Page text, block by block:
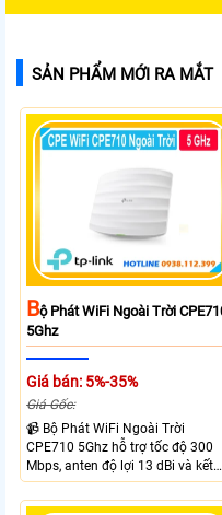
SẢN PHẨM MỚI RA MẮT
BỘ Phát WiFi Ngoài Trời
5Ghz
Giá bán: 5%-35%
Giá Gốc:
📹 Bộ Phát WiFi Ngoài Trời
CPE710 5Ghz hỗ trợ tốc độ 300
Mbps, anten độ lợi 13 dBi và kết
nối đường dài trên 10 km trong
điều kiện phù hợp. Trang bị cổng